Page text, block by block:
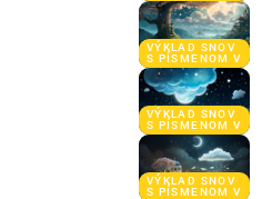
VÝKLAD SNOV
S PÍSMENOM V
VÝKLAD SNOV
S PÍSMENOM V
VÝKLAD SNOV
S PÍSMENOM V